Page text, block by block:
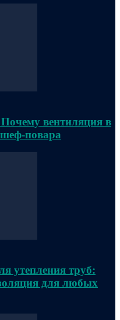
вентиляция в
повара
утепления труб:
для любых